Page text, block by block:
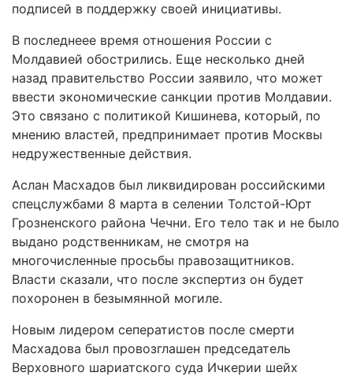
подписей в поддержку своей инициативы.
В последнеее время отношения России с
Молдавией обострились. Еще несколько дней
назад правительство России заявило, что может
ввести экономические санкции против Молдавии.
Это связано с политикой Кишинева, который, по
мнению властей, предпринимает против Москвы
недружественные действия.
Аслан Масхадов был ликвидирован российскими
спецслужбами 8 марта в селении Толстой-Юрт
Грозненского района Чечни. Его тело так и не было
выдано родственникам, не смотря на
многочисленные просьбы правозащитников.
Власти сказали, что после экспертиз он будет
похоронен в безымянной могиле.
Новым лидером сеператистов после смерти
Масхадова был провозглашен председатель
Верховного шариатского суда Ичкерии шейх